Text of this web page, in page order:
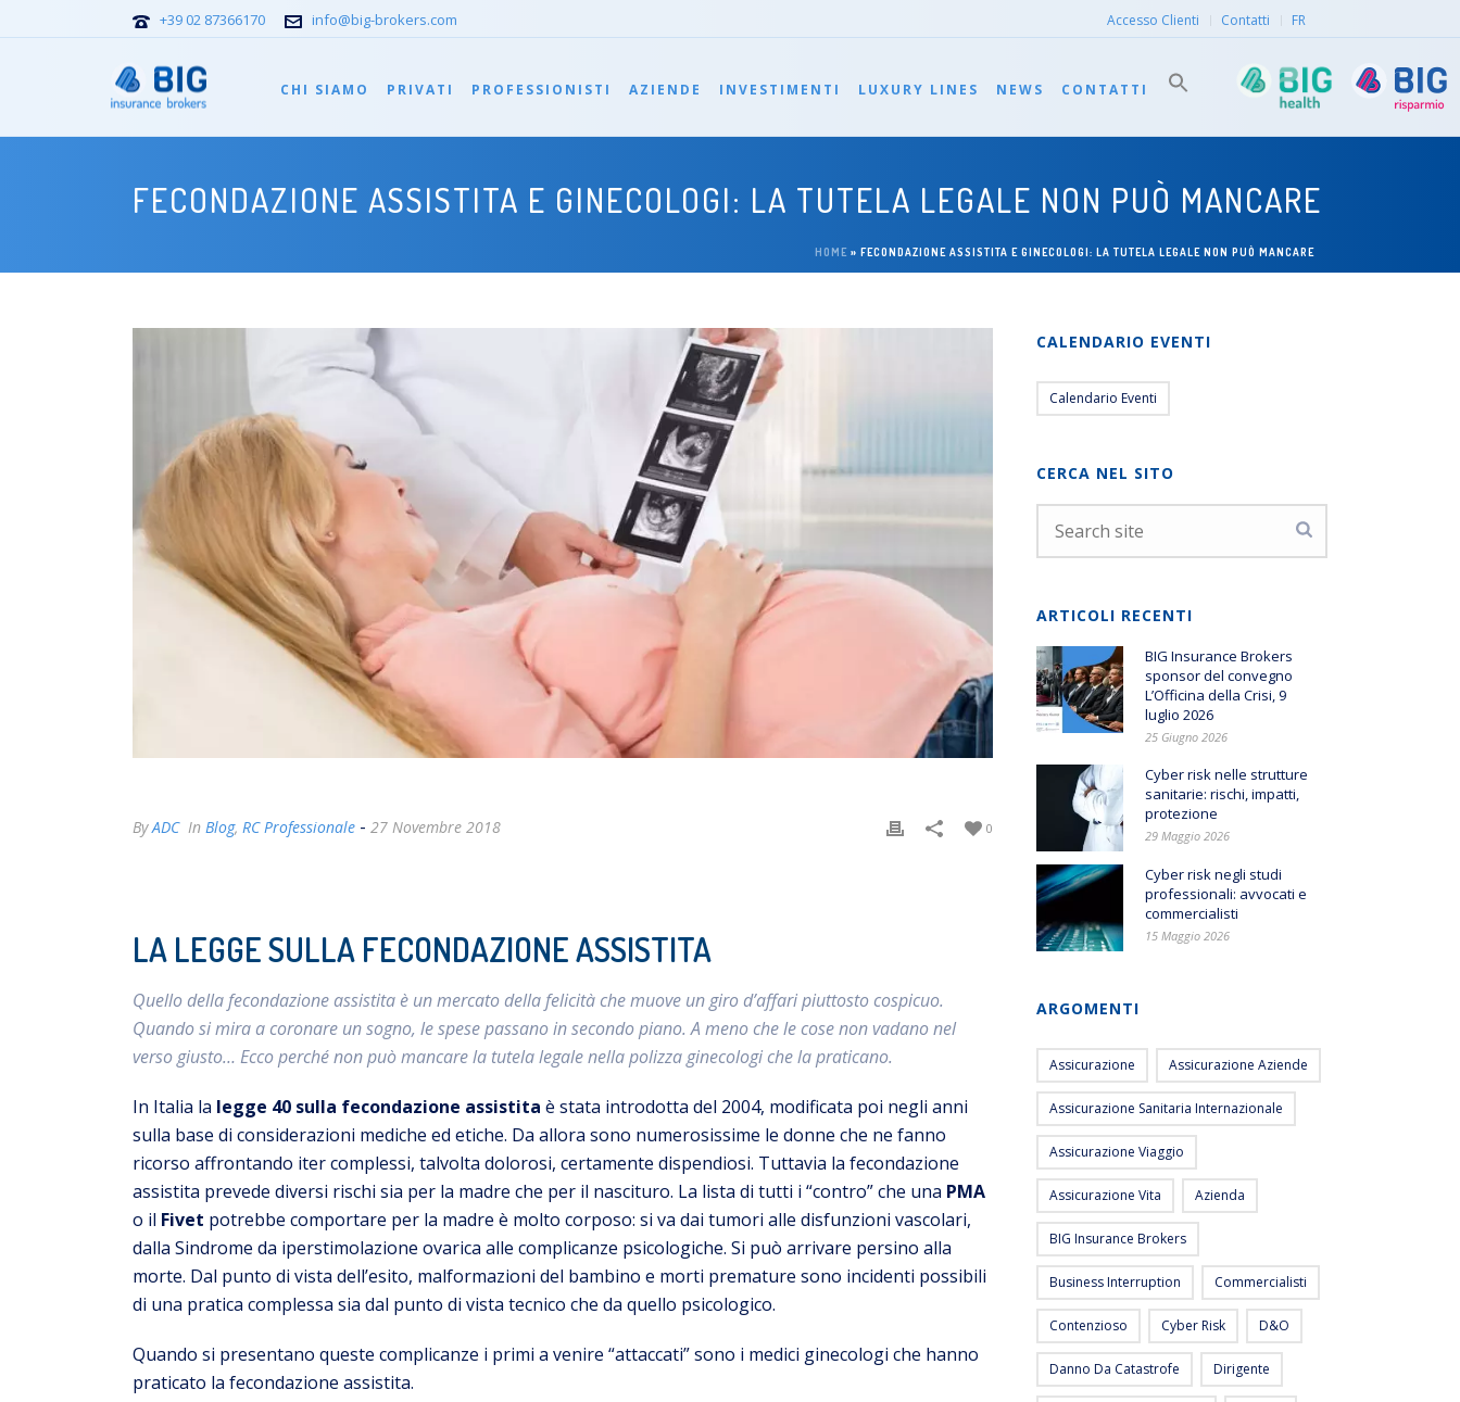
Accesso Clienti Contatti FR
+39 02 87366170 info@big-brokers.com
CHI SIAMO PRIVATI PROFESSIONISTI AZIENDE INVESTIMENTI LUXURY LINES NEWS CONTATTI
FECONDAZIONE ASSISTITA E GINECOLOGI: LA TUTELA LEGALE NON PUÒ MANCARE
HOME » FECONDAZIONE ASSISTITA E GINECOLOGI: LA TUTELA LEGALE NON PUÒ MANCARE
ByADC In Blog, RC Professionale - 27 Novembre 2018 0
LA LEGGE SULLA FECONDAZIONE ASSISTITA
Quello della fecondazione assistita è un mercato della felicità che muove un giro d’affari piuttosto cospicuo.
Quando si mira a coronare un sogno, le spese passano in secondo piano. A meno che le cose non vadano nel
verso giusto… Ecco perché non può mancare la tutela legale nella polizza ginecologi che la praticano.
In Italia la legge 40 sulla fecondazione assistita è stata introdotta del 2004, modificata poi negli anni
sulla base di considerazioni mediche ed etiche. Da allora sono numerosissime le donne che ne fanno
ricorso affrontando iter complessi, talvolta dolorosi, certamente dispendiosi. Tuttavia la fecondazione
assistita prevede diversi rischi sia per la madre che per il nascituro. La lista di tutti i “contro” che una PMA
o il Fivet potrebbe comportare per la madre è molto corposo: si va dai tumori alle disfunzioni vascolari,
dalla Sindrome da iperstimolazione ovarica alle complicanze psicologiche. Si può arrivare persino alla
morte. Dal punto di vista dell’esito, malformazioni del bambino e morti premature sono incidenti possibili
di una pratica complessa sia dal punto di vista tecnico che da quello psicologico.
Quando si presentano queste complicanze i primi a venire “attaccati” sono i medici ginecologi che hanno
praticato la fecondazione assistita.
CALENDARIO EVENTI
Calendario Eventi
CERCA NEL SITO
ARTICOLI RECENTI
BIG Insurance Brokers
sponsor del convegno
L’Officina della Crisi, 9
luglio 2026
25 Giugno 2026
Cyber risk nelle strutture
sanitarie: rischi, impatti,
protezione
29 Maggio 2026
Cyber risk negli studi
professionali: avvocati e
commercialisti
15 Maggio 2026
ARGOMENTI
Assicurazione Assicurazione Aziende
Assicurazione Sanitaria Internazionale
Assicurazione Viaggio
Assicurazione Vita Azienda
BIG Insurance Brokers
Business Interruption Commercialisti
Contenzioso Cyber Risk D&O
Danno Da Catastrofe Dirigente